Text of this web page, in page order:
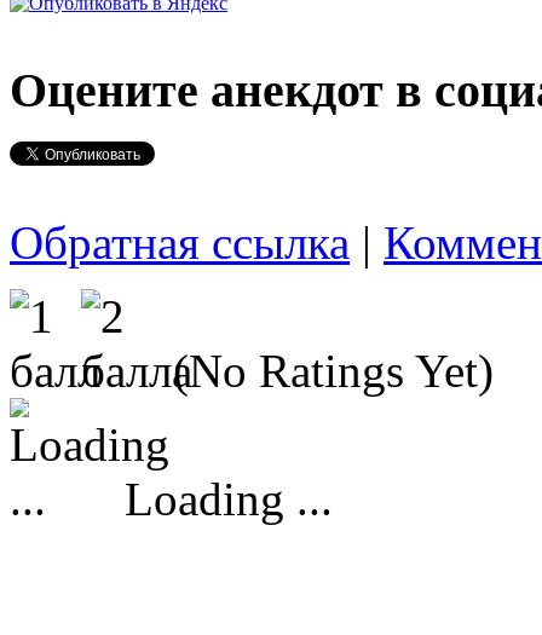
Оцените анекдот в
Обратная ссылка |
(No Ratings Yet)
Loading ...